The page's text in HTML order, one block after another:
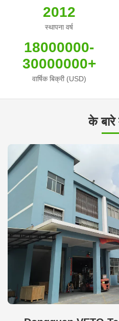
2012
स्थापना वर्ष
18000000-
30000000+
वार्षिक बिक्री (USD)
के बारे